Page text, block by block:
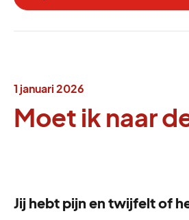
1 januari 2026
Moet ik naar
Jij hebt pijn en twijfelt of